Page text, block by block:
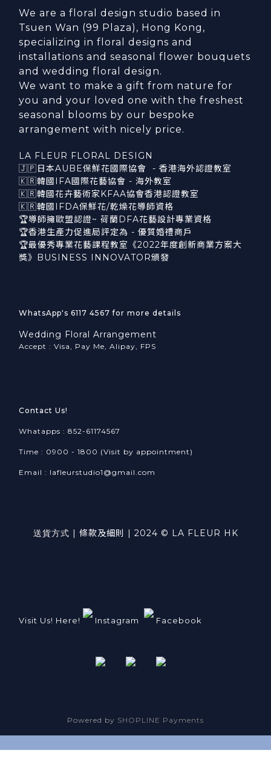
We are a floral design studio based in
Tsuen Wan (99 Plaza), Hong Kong,
specializing in floral designs and
installations and seasonal flower bouquets
and wedding floral design.
We want to make a gift from nature for
you and your loved one with the freshest
seasonal blooms by our bespoke
arrangement with nicely price.
LA FLEUR FLORAL DESIGN
🇯🇵日本AUBE保鮮花國際協會 - 香港海外認證教室
🇰🇷韓國IFA國際花藝協會 - 海外教室
🇰🇷韓國花卉藝術家KFAA協會香港認證教室
🇰🇷韓國IFDA保鮮花/乾燥花導師資格
🏆導師擁歐盟認證~ 荷蘭DFA花藝設計專業資格
🏆香港生產力促進局評定為 - 優質婚禮商戶
🏆最優秀專業花藝課程教室《2022年度創新商業方案大
獎》BUSINESS INNOVATOR頒發
WhatsApp's 6117 4567 for more details
Wedding Floral Arrangement
Accept : Visa, Pay Me, Alipay, FPS
Contact Us!
Whatapps : 852-61174567
Time : 0900 - 1800 (Visit by appointment)
Email : lafleurstudio1@gmail.com
送貨方式 | 條款及細則 | 2024 © LA FLEUR HK
Visit Us! Here! Instagram Facebook
Powered by SHOPLINE Payments